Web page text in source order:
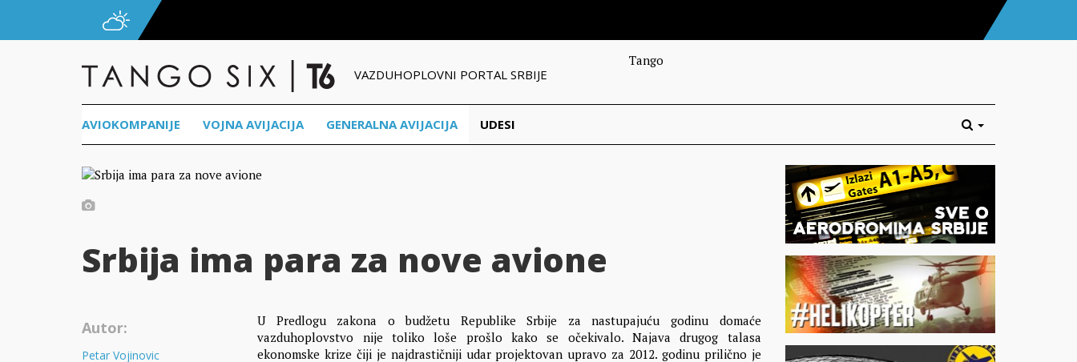
VAZDUHOPLOVNI PORTAL SRBIJE
Tango
AVIOKOMPANIJE VOJNA AVIJACIJA GENERALNA AVIJACIJA UDESI
Srbija ima para za nove avione
U Predlogu zakona o budžetu Republike Srbije za nastupajuću godinu domaće
vazduhoplovstvo nije toliko loše prošlo kako se očekivalo. Najava drugog talasa
ekonomske krize čiji je najdrastičniji udar projektovan upravo za 2012. godinu prilično je
Autor:
Petar Vojinovic